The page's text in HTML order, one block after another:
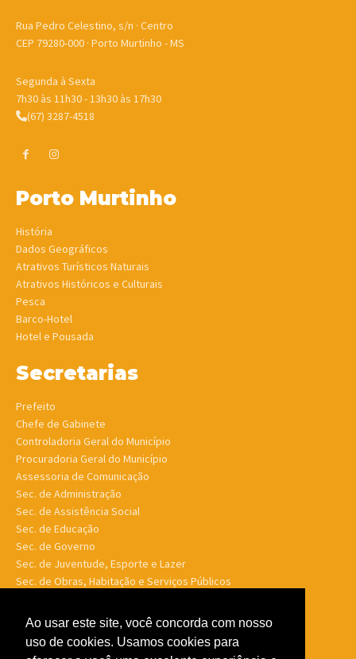
Rua Pedro Celestino, s/n · Centro
CEP 79280-000 · Porto Murtinho - MS
Segunda à Sexta
7h30 às 11h30 - 13h30 às 17h30
(67) 3287-4518
Porto Murtinho
História
Dados Geográficos
Atrativos Turísticos Naturais
Atrativos Históricos e Culturais
Pesca
Barco-Hotel
Hotel e Pousada
Secretarias
Prefeito
Chefe de Gabinete
Controladoria Geral do Município
Procuradoria Geral do Município
Assessoria de Comunicação
Sec. de Administração
Sec. de Assistência Social
Sec. de Educação
Sec. de Governo
Sec. de Juventude, Esporte e Lazer
Sec. de Obras, Habitação e Serviços Públicos
Sec. de Saúde
Sec. de Turismo
Sec. de Meio Ambiente, Desenv. Agrário, Aquicultura e Pesca
Ao usar este site, você concorda com nosso
uso de cookies. Usamos cookies para